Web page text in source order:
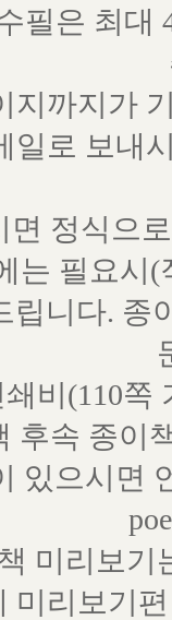
필은 최대
지까지가
일로 보내
면 정식으
는 필요시
립니다. 종
비(110
후속 종이
있으시면
미리보
미리보기